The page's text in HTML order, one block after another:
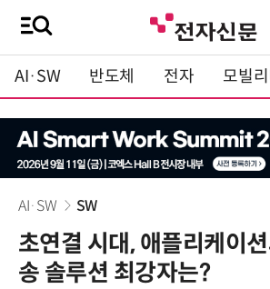
AI·SW 반도체 전자 모빌리
AI·SW SW
초연결 시대, 애플리케이
송 솔루션 최강자는?